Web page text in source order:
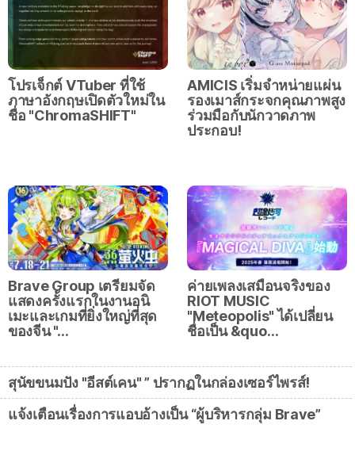
โปรเจ็กต์ VTuber ที่ใช้
ภาษาอังกฤษเปิดตัวใหม่ใน
ชื่อ "ChromaSHIFT"
AMICIS เริ่มจำหน่ายแผ่น
รองเมาส์กระจกคุณภาพสูง
ร่วมมือกับนักวาดภาพ
ประกอบ!
Brave Group เตรียมจัด
แสดงครั้งแรกในงานอนิ
เมะและเกมที่ยิ่งใหญ่ที่สุด
ของจีน "…
ค่ายเพลงเสมือนจริงของ
RIOT MUSIC
"Meteopolis" ได้เปลี่ยน
ชื่อเป็น &quo…
สุนัขขนมปัง "อีสต์เคน" ” ปรากฏในกล่องเซอร์ไพรส์!
แจ้งเตือนเรื่องการแอบอ้างเป็น “ผู้บริหารกลุ่ม Brave”